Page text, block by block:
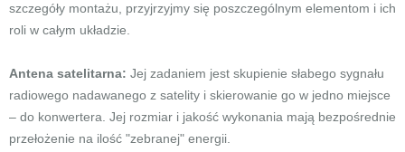
szczegóły montażu, przyjrzyjmy się poszczególnym elementom i ich
roli w całym układzie.
Antena satelitarna: Jej zadaniem jest skupienie słabego sygnału
radiowego nadawanego z satelity i skierowanie go w jedno miejsce
– do konwertera. Jej rozmiar i jakość wykonania mają bezpośrednie
przełożenie na ilość "zebranej" energii.